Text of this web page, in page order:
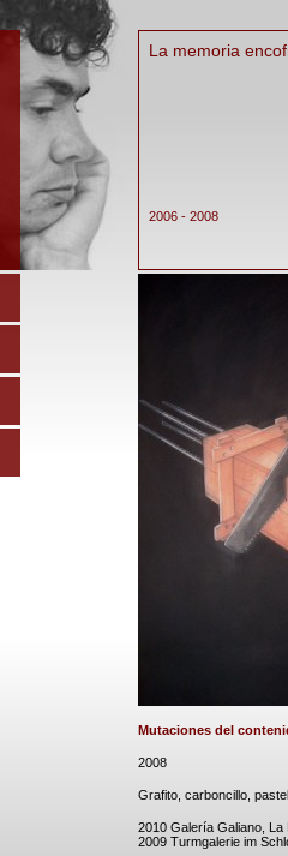
2006 - 2008
La memoria
Mutaciones del
2008
Grafito, carboncillo,
2010 Galería Galiano, La
2009 Turmgalerie im